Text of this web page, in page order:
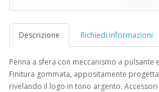
Descrizione Richiedi informazioni
Penna a sfera con meccanismo a pulsante
Finitura gommata, appositamente
rivelando il logo in tono argento.